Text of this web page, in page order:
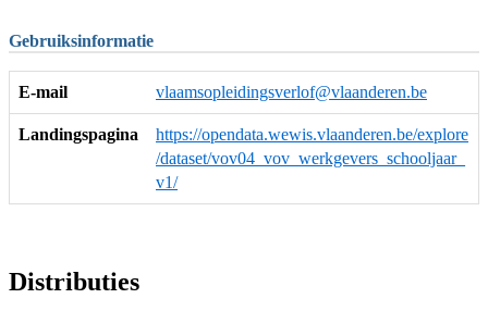
Gebruiksinformatie
E-mail vlaamsopleidingsverlof@vlaanderen.be
Landingspagina
https://opendata.wewis.vlaanderen.be/explore
/dataset/vov04_vov_werkgevers_schooljaar_
v1/
Distributies